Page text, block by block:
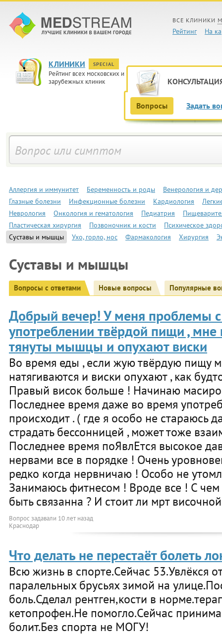
ВСЕ КЛИНИКИ
Рейтинг На
КЛИНИКИ SPECIAL
Рейтинг всех московских и
зарубежных клиник
Вопросы Задать
Аллергия и иммунитет Беременность и роды
Венерология и
Глазные болезни
Инфекционные болезни Кардиология
Неврология
Онкология и гематология Педиатрия
Пластическая хирургия
Позвоночник и кости
Психическое
Суставы и мышцы
Ухо, горло, нос Фармакология Хирургия
Суставы и мышцы
Вопросы с ответами Новые вопросы Популярные
Добрый вечер! У меня проблемы
употреблении твёрдой пищи , мне
тянуты мышцы и опухают виски
Во время еды , если жую твёрдую пищу
натягиваются и виски опухают , как
Правый висок больше ! Начинаю
Последнее время даже во время
происходит . ( где я особо не стараюсь
страдать бессонницей , может тоже
Последнее время поЯвлЕтся высокое
нервами все в порядке ! Очень
редко когда нервничаю ! Особо не
Занимаюсь фитнесом ! Вроде все ! С
быть связанна ? И стоит ли мрт
Вопрос задавали 10 лет назад
Краснодар
Что делать не перестаёт болеть
Всю жизнь в спорте.Сейчас 53.Увлёкся
паралельных брусьях зимой на
боль.Сделал рентген,кости в
кетопрофен.Не помогло.Сейчас
болит.Без спорта не МОГУ!